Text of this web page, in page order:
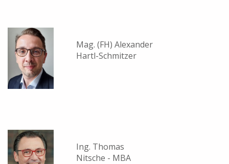
Mag. (FH) Alexander
Hartl-Schmitzer
Ing. Thomas
Nitsche - MBA